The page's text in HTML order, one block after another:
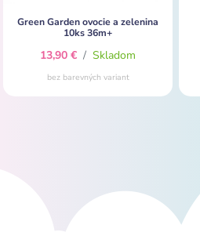
Green Garden ovocie a zelenina
10ks 36m+
13,90 € / Skladom
bez barevných variant